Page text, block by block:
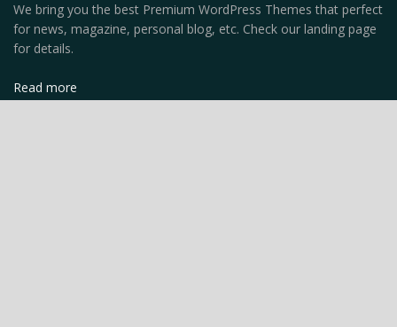
We bring you the best Premium WordPress Themes that perfect
for news, magazine, personal blog, etc. Check our landing page
for details.
Read more